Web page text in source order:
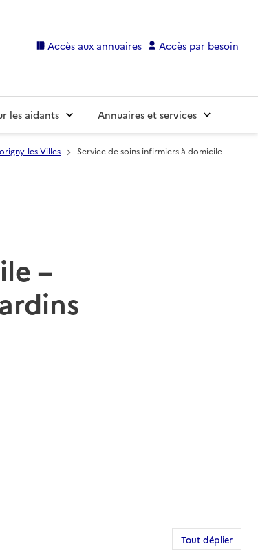
Accès aux annuaires Accès par besoin
les aidants Annuaires et services
les-Villes
Service de soins infirmiers à domicile –
–
Tout déplier